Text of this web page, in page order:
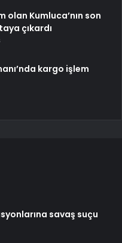
olan Kumluca’nın son
çıkardı
kargo işlem
savaş suçu